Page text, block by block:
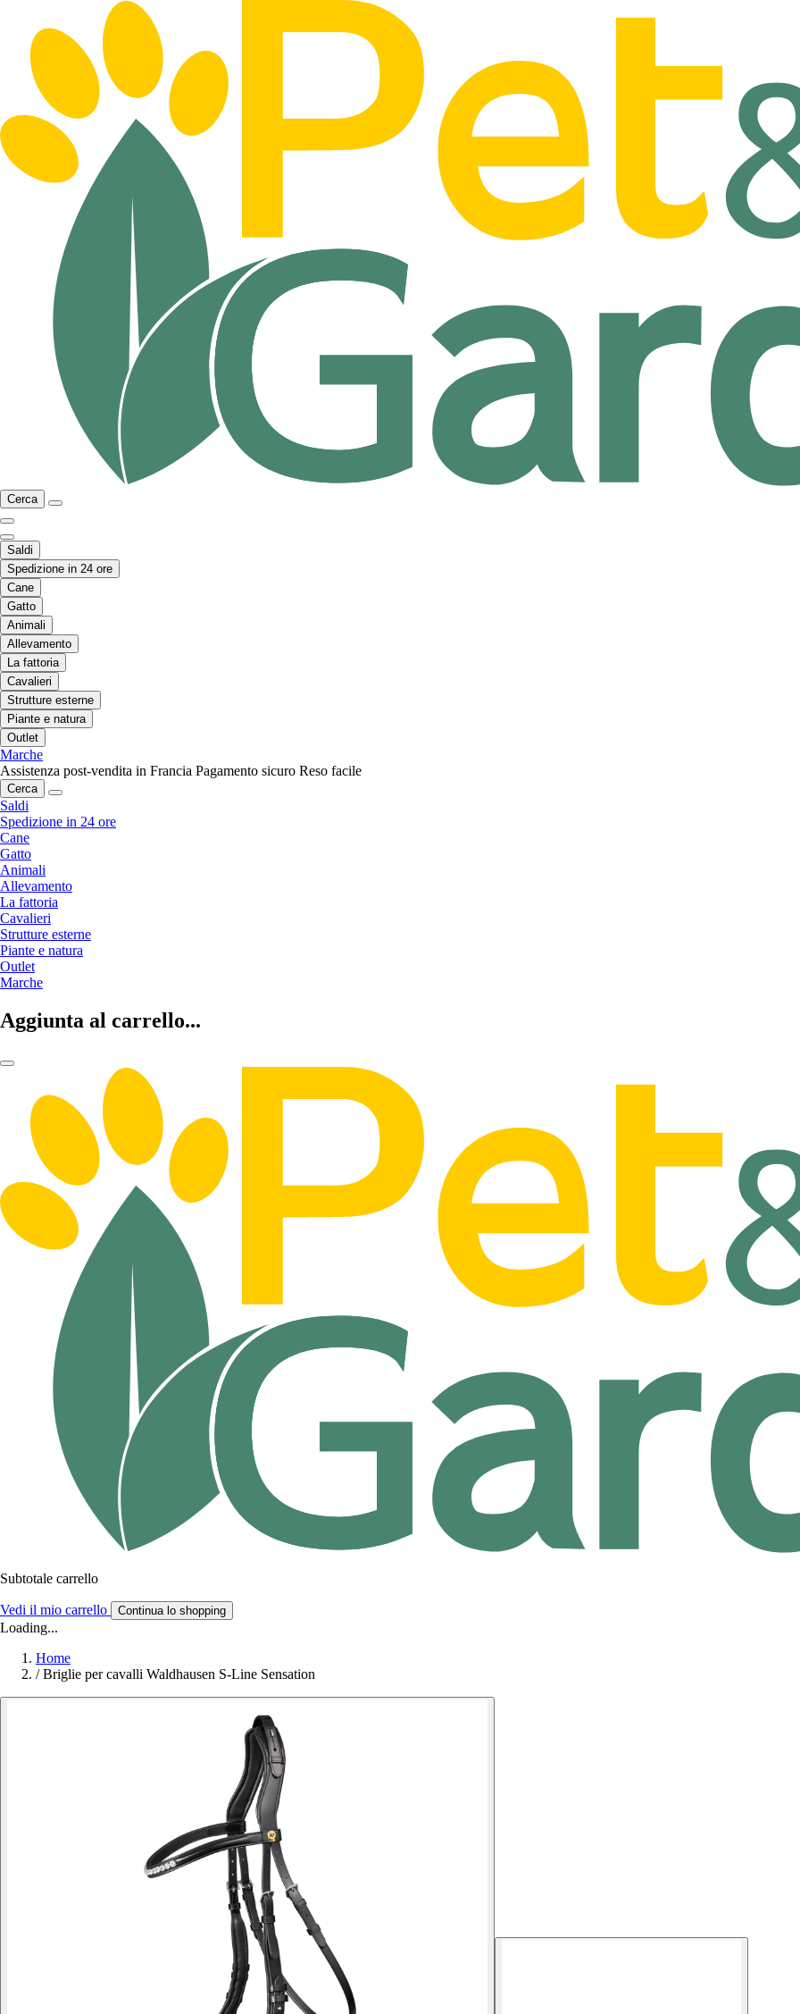
Cerca
Saldi
Spedizione in 24 ore
Cane
Gatto
Animali
Allevamento
La fattoria
Cavalieri
Strutture esterne
Piante e natura
Outlet
Marche
Assistenza post-vendita in Francia Pagamento sicuro Reso facile
Cerca
Saldi
Spedizione in 24 ore
Cane
Gatto
Animali
Allevamento
La fattoria
Cavalieri
Strutture esterne
Piante e natura
Outlet
Marche
Aggiunta al carrello...
Subtotale carrello
Vedi il mio carrello Continua lo shopping
Loading...
Home
/ Briglie per cavalli Waldhausen S-Line Sensation